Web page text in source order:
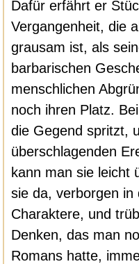
Dafür erfährt er
Vergangenheit, die
grausam ist, als
barbarischen
menschlichen
noch ihren Platz.
die Gegend spritzt,
überschlagenden
kann man sie leicht
sie da, verborgen in
Charaktere, und
Denken, das man
Romans hatte,